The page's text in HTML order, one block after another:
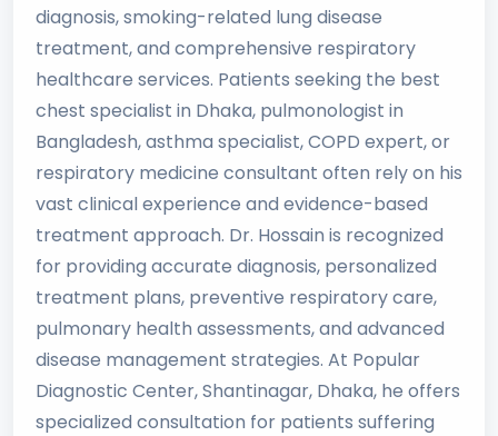
diagnosis, smoking-related lung disease
treatment, and comprehensive respiratory
healthcare services. Patients seeking the best
chest specialist in Dhaka, pulmonologist in
Bangladesh, asthma specialist, COPD expert, or
respiratory medicine consultant often rely on his
vast clinical experience and evidence-based
treatment approach. Dr. Hossain is recognized
for providing accurate diagnosis, personalized
treatment plans, preventive respiratory care,
pulmonary health assessments, and advanced
disease management strategies. At Popular
Diagnostic Center, Shantinagar, Dhaka, he offers
specialized consultation for patients suffering